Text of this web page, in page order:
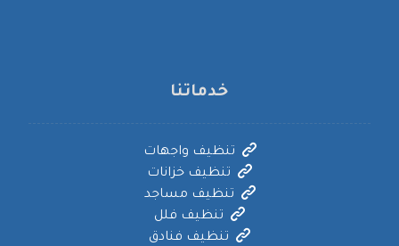
خدماتنا
تنظيف واجهات
تنظيف خزانات
تنظيف مساجد
تنظيف فلل
تنظيف فنادق